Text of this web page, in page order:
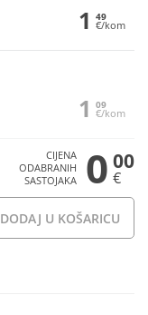
1 49
€/kom
1 09
€/kom
CIJENA
ODABRANIH
SASTOJAKA
0 00
€
DODAJ U KOŠARICU